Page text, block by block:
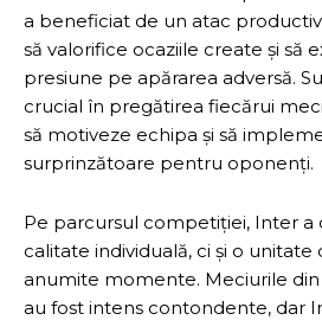
a beneficiat de un atac
să valorifice ocaziile create și să
presiune pe apărarea adversă.
crucial în pregătirea fiecărui
să motiveze echipa și să
surprinzătoare pentru oponenți.
Pe parcursul competiției, Inter
calitate individuală, ci și o unitate
anumite momente. Meciurile
au fost intens contondente, dar